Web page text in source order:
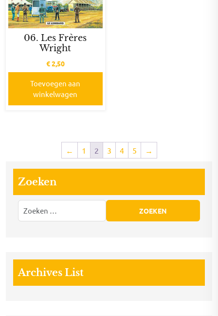
06. Les Frères
Wright
€2,50
Toevoegen aan
winkelwagen
← 1 2 3 4 5 →
Zoeken
Archives List